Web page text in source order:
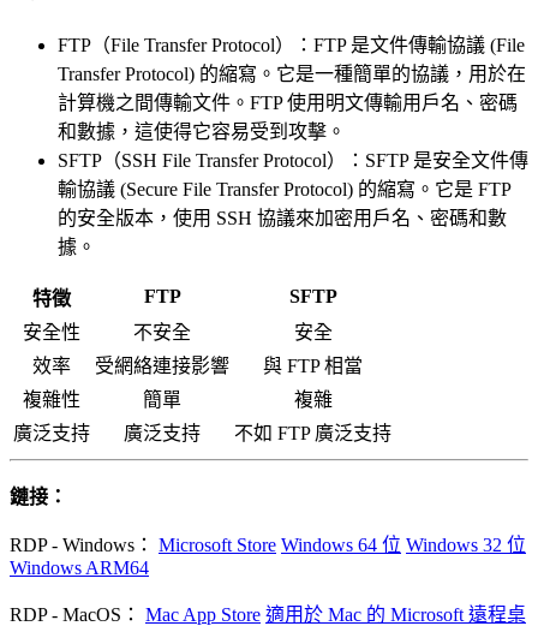
FTP（File Transfer Protocol）：FTP 是文件傳輸協議 (File
Transfer Protocol) 的縮寫。它是一種簡單的協議，用於在
計算機之間傳輸文件。FTP 使用明文傳輸用戶名、密碼
和數據，這使得它容易受到攻擊。
SFTP（SSH File Transfer Protocol）：SFTP 是安全文件傳
輸協議 (Secure File Transfer Protocol) 的縮寫。它是 FTP
的安全版本，使用 SSH 協議來加密用戶名、密碼和數
據。
特徵 FTP
SFTP
安全性
不安全
安全
效率
受網絡連接影響
與 FTP 相當
複雜性
簡單
複雜
廣泛支持
廣泛支持 不如 FTP 廣泛支持
鏈接：
RDP - Windows： Microsoft Store Windows 64 位 Windows 32 位
Windows ARM64
RDP - MacOS： Mac App Store 適用於 Mac 的 Microsoft 遠程桌